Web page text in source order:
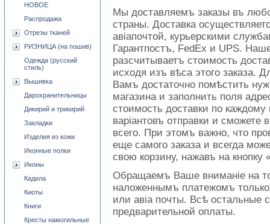
Мы доставляемъ заказы въ
страны. Доставка
авіапочтой, курьерскими
Гарантпостъ, FedEx и UPS.
разсчитываетъ стоимость
исходя изъ вѣса этого заказа.
Вамъ достаточно помѣстить
магазина и заполнить поля
стоимость доставки по
варіантовъ отправки и
всего. При этомъ важно, что
еще самого заказа и всегда
свою корзину, нажавъ на кнопку
Обращаемъ Ваше вниманіе на
наложеннымъ платежомъ
или авіа почты. Всѣ остальные
предварительной оплаты.
НОВОЕ
Распродажа
Отрезы тканей
РИЗНИЦА (на пошив)
Одежда (русский
стиль)
Вышивка
Дарохранительницы
Дикирий и трикирий
Закладки
Изделия из кожи
Иконные полки
Иконы
Кадила
Киоты
Книги
Кресты намогильные